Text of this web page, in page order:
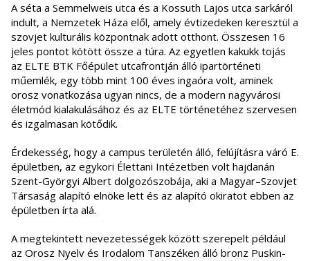
A séta a Semmelweis utca és a Kossuth Lajos utca sarkáról
indult, a Nemzetek Háza elől, amely évtizedeken keresztül a
szovjet kulturális központnak adott otthont. Összesen 16
jeles pontot kötött össze a túra. Az egyetlen kakukk tojás
az ELTE BTK Főépület utcafrontján álló ipartörténeti
műemlék, egy több mint 100 éves ingaóra volt, aminek
orosz vonatkozása ugyan nincs, de a modern nagyvárosi
életmód kialakulásához és az ELTE történetéhez szervesen
és izgalmasan kötődik.
Érdekesség, hogy a campus területén álló, felújításra váró E.
épületben, az egykori Élettani Intézetben volt hajdanán
Szent-Györgyi Albert dolgozószobája, aki a Magyar–Szovjet
Társaság alapító elnöke lett és az alapító okiratot ebben az
épületben írta alá.
A megtekintett nevezetességek között szerepelt például
az Orosz Nyelv és Irodalom Tanszéken álló bronz Puskin-